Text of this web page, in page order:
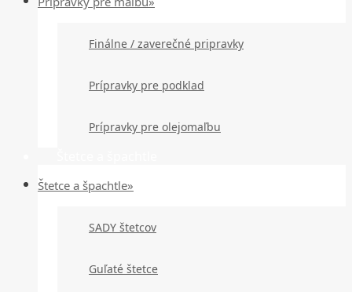
Finálne / zaverečné pripravky
Prípravky pre podklad
Prípravky pre olejomaľbu
Štetce a špachtle»
SADY štetcov
Guľaté štetce